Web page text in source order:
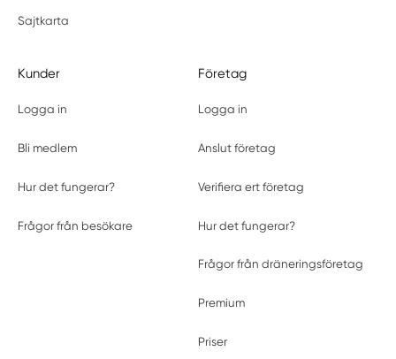
Sajtkarta
Kunder
Logga in
Bli medlem
Hur det fungerar?
Frågor från besökare
Företag
Logga in
Anslut företag
Verifiera ert företag
Hur det fungerar?
Frågor från dräneringsföretag
Premium
Priser